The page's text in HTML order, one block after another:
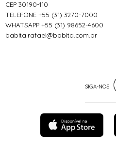
CEP 30190-110
TELEFONE +55 (31) 3270-7000
WHATSAPP +55 (31) 98652-4600
babita.rafael@babita.com.br